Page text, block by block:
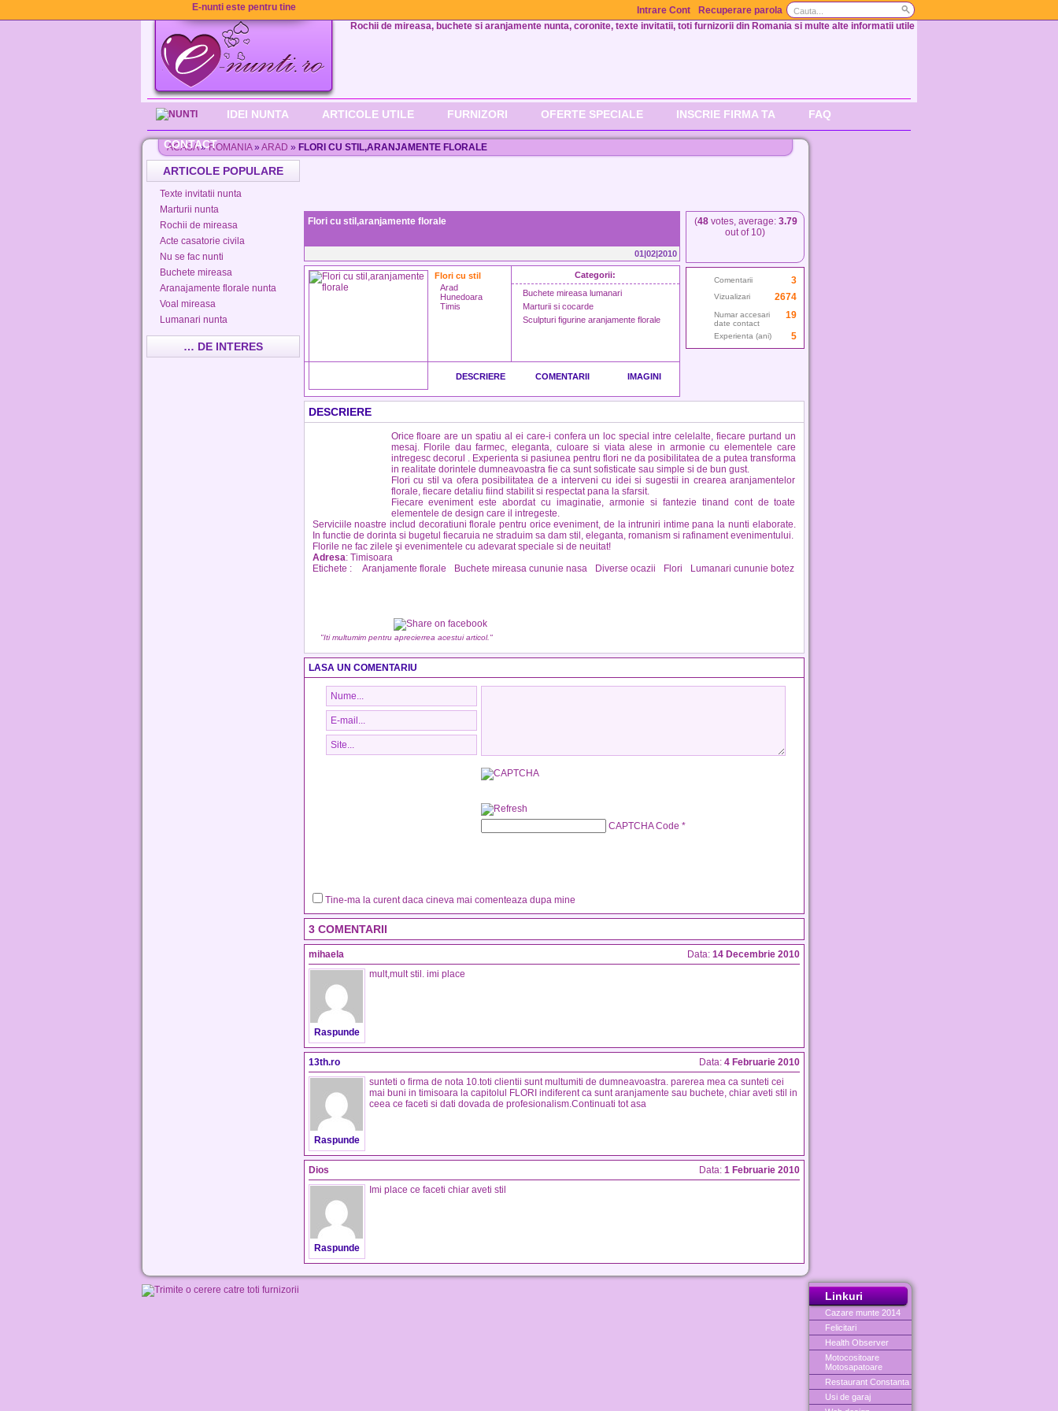
E-nunti este pentru tine Intrare Cont
Recuperare parola
Rochii de mireasa, buchete si aranjamente nunta, coronite, texte invitatii, toti furnizorii din Romania si multe alte informatii utile
IDEI NUNTA ARTICOLE UTILE FURNIZORI OFERTE SPECIALE INSCRIE FIRMA TA FAQ
CONTACT
ACASA»ROMANIA» ARAD » FLORI CU STIL,ARANJAMENTE FLORALE
ARTICOLE POPULARE
Texte invitatii nunta
Marturii nunta
Rochii de mireasa
Acte casatorie civila
Nu se fac nunti
Buchete mireasa
Aranajamente florale nunta
Voal mireasa
Lumanari nunta
… DE INTERES
Flori cu stil,aranjamente florale
01|02|2010
Flori cu stil
Arad
Hunedoara
Timis
Categorii:
Buchete mireasa lumanari
Marturii si cocarde
Sculpturi figurine aranjamente florale
DESCRIERE COMENTARII IMAGINI
(48 votes, average: 3.79
out of 10)
Comentarii 3
Vizualizari 2674
Numar accesari
date contact
19
Experienta (ani) 5
DESCRIERE
Orice floare are un spatiu al ei care-i confera un loc special intre celelalte, fiecare purtand un
mesaj. Florile dau farmec, eleganta, culoare si viata alese in armonie cu elementele care
intregesc decorul . Experienta si pasiunea pentru flori ne da posibilitatea de a putea transforma
in realitate dorintele dumneavoastra fie ca sunt sofisticate sau simple si de bun gust.
Flori cu stil va ofera posibilitatea de a interveni cu idei si sugestii in crearea aranjamentelor
florale, fiecare detaliu fiind stabilit si respectat pana la sfarsit.
Fiecare eveniment este abordat cu imaginatie, armonie si fantezie tinand cont de toate
elementele de design care il intregeste.
Serviciile noastre includ decoratiuni florale pentru orice eveniment, de la intruniri intime pana la nunti elaborate.
In functie de dorinta si bugetul fiecaruia ne straduim sa dam stil, eleganta, romanism si rafinament evenimentului.
Florile ne fac zilele şi evenimentele cu adevarat speciale si de neuitat!
Adresa: Timisoara
Etichete :
Aranjamente florale Buchete mireasa cununie nasa Diverse ocazii Flori Lumanari cununie botez
"Iti multumim pentru aprecierrea acestui articol."
LASA UN COMENTARIU
CAPTCHA Code *
Tine-ma la curent daca cineva mai comenteaza dupa mine
3 COMENTARII
mihaela Data: 14 Decembrie 2010
Raspunde
mult,mult stil. imi place
13th.ro Data: 4 Februarie 2010
Raspunde
sunteti o firma de nota 10.toti clientii sunt multumiti de dumneavoastra. parerea mea ca sunteti cei
mai buni in timisoara la capitolul FLORI indiferent ca sunt aranjamente sau buchete, chiar aveti stil in
ceea ce faceti si dati dovada de profesionalism.Continuati tot asa
Dios Data: 1 Februarie 2010
Raspunde
Imi place ce faceti chiar aveti stil
Linkuri
Cazare munte 2014
Felicitari
Health Observer
Motocositoare
Motosapatoare
Restaurant Constanta
Usi de garaj